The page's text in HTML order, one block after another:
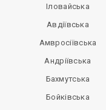
Іловайська
Авдіївська
Амвросіївська
Андріївська
Бахмутська
Бойківська